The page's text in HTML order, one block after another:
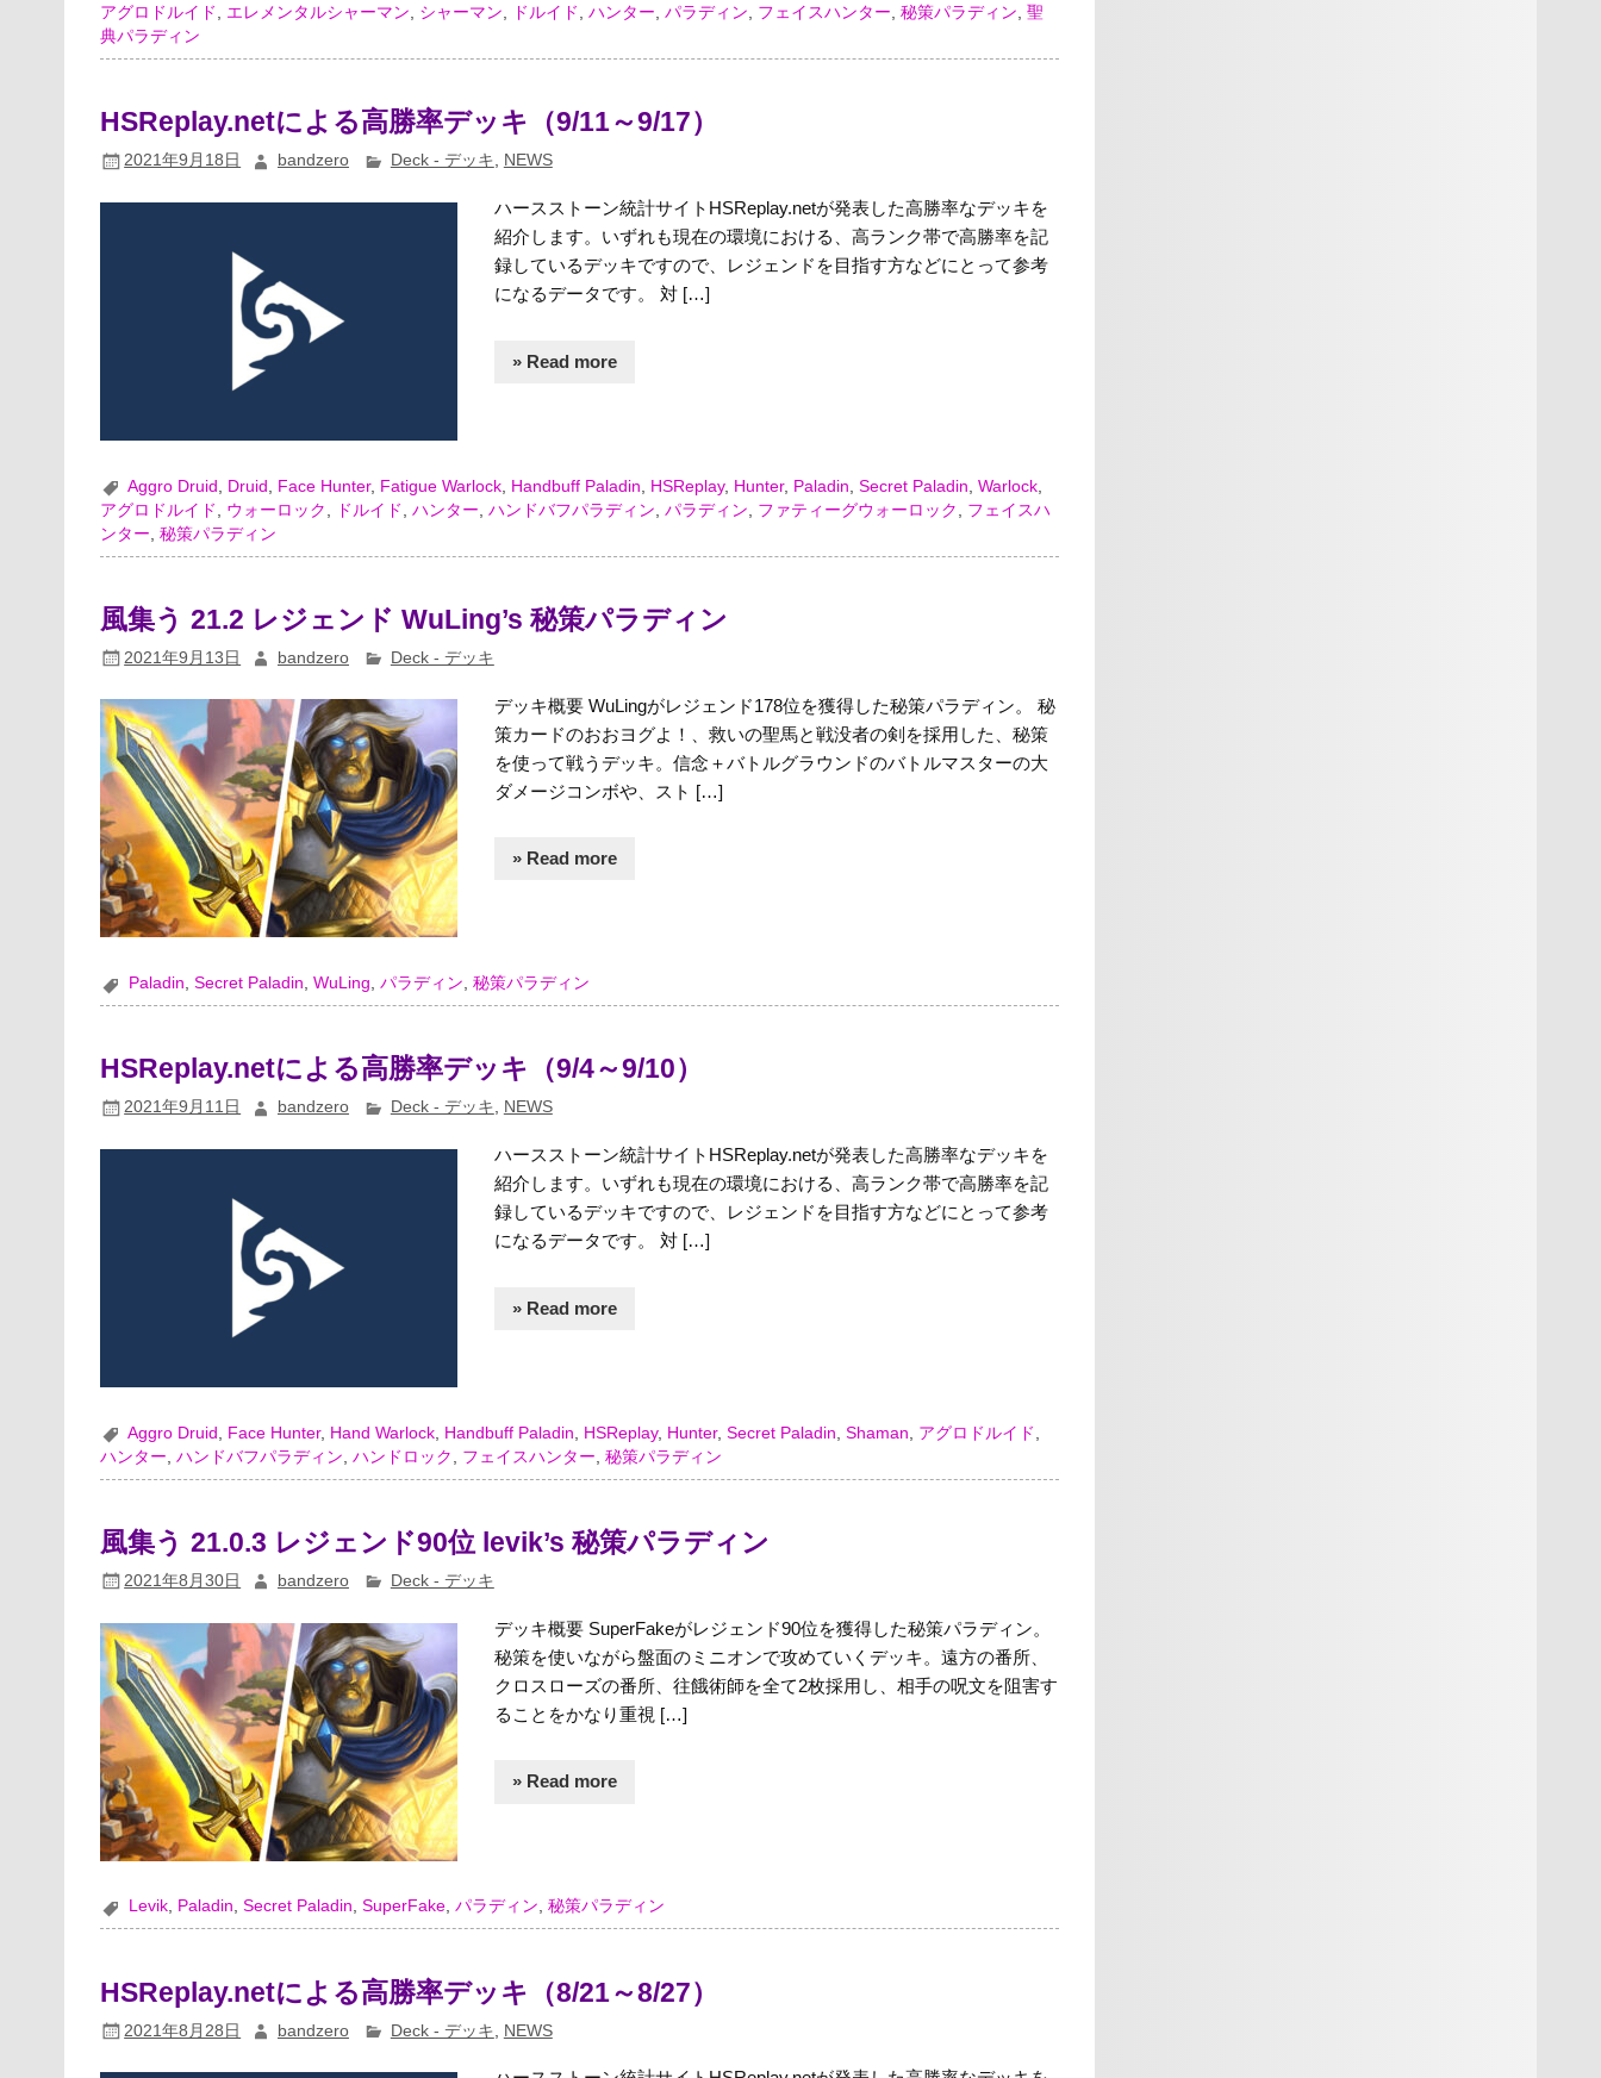
アグロドルイド , エレメンタルシャーマン, シャーマン, ドルイド ,ハンター,パラディン, フェイスハンター,秘策パラディン,聖
典パラディン
HSReplay.netによる高勝率デッキ（9/11～9/17）
2021年9月18日 bandzero Deck - デッキ , NEWS
ハースストーン統計サイトHSReplay.netが発表した高勝率なデッキを
紹介します。いずれも現在の環境における、高ランク帯で高勝率を記
録しているデッキですので、レジェンドを目指す方などにとって参考
になるデータです。 対 […]
» Read more
Aggro Druid Druid Face Hunter, Fatigue Warlock Handbuff Paladin HSReplay, Hunter, Paladin ,Secret Paladin ,Warlock
アグロドルイド , ウォーロック , ドルイド ,ハンター,ハンドバフパラディン,パラディン, ファティーグウォーロック , フェイスハ
ンター,秘策パラディン
風集う 21.2 レジェンド WuLing’s 秘策パラディン
2021年9月13日 bandzero Deck - デッキ
デッキ概要 WuLingがレジェンド178位を獲得した秘策パラディン。 秘
策カードのおおヨグよ！、救いの聖馬と戦没者の剣を採用した、秘策
を使って戦うデッキ。信念＋バトルグラウンドのバトルマスターの大
ダメージコンボや、スト […]
» Read more
Paladin,Secret Paladin,WuLing,パラディン,秘策パラディン
HSReplay.netによる高勝率デッキ（9/4～9/10）
2021年9月11日 bandzero Deck - デッキ , NEWS
ハースストーン統計サイトHSReplay.netが発表した高勝率なデッキを
紹介します。いずれも現在の環境における、高ランク帯で高勝率を記
録しているデッキですので、レジェンドを目指す方などにとって参考
になるデータです。 対 […]
» Read more
Aggro Druid Face Hunter, Hand Warlock Handbuff Paladin HSReplay, Hunter,Secret Paladin ,Shaman アグロドルイド
ハンター,ハンドバフパラディン,ハンドロック , フェイスハンター,秘策パラディン
風集う 21.0.3 レジェンド90位 levik’s 秘策パラディン
2021年8月30日 bandzero Deck - デッキ
デッキ概要 SuperFakeがレジェンド90位を獲得した秘策パラディン。
秘策を使いながら盤面のミニオンで攻めていくデッキ。遠方の番所、
クロスローズの番所、往餓術師を全て2枚採用し、相手の呪文を阻害す
ることをかなり重視 […]
» Read more
Levik, Paladin,Secret Paladin,SuperFake,パラディン,秘策パラディン
HSReplay.netによる高勝率デッキ（8/21～8/27）
2021年8月28日 bandzero Deck - デッキ NEWS